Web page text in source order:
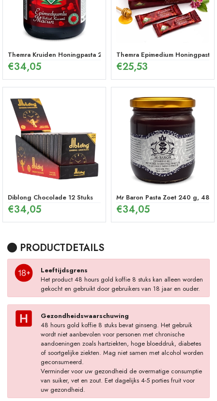
Themra Kruiden Honingpasta 240 g – Energetische Mix
€34,05
Themra Epimedium
€25,53
Diblong Chocolade 12 Stuks
€34,05
Mr Baron Pasta Zoet 240 g, 48
€34,05
PRODUCTDETAILS
Leeftijdsgrens
Het product 48 hours gold koffie 8 stuks kan alleen worden
gekocht en gebruikt door gebruikers van 18 jaar en ouder.
Gezondheidswaarschuwing
48 hours gold koffie 8 stuks bevat ginseng. Het gebruik
wordt niet aanbevolen voor personen met chronische
aandoeningen zoals hartziekten, hoge bloeddruk, diabetes
of soortgelijke ziekten. Mag niet samen met alcohol worden
geconsumeerd.
Verminder voor uw gezondheid de overmatige consumptie
van suiker, vet en zout. Eet dagelijks 4-5 porties fruit voor
uw gezondheid.